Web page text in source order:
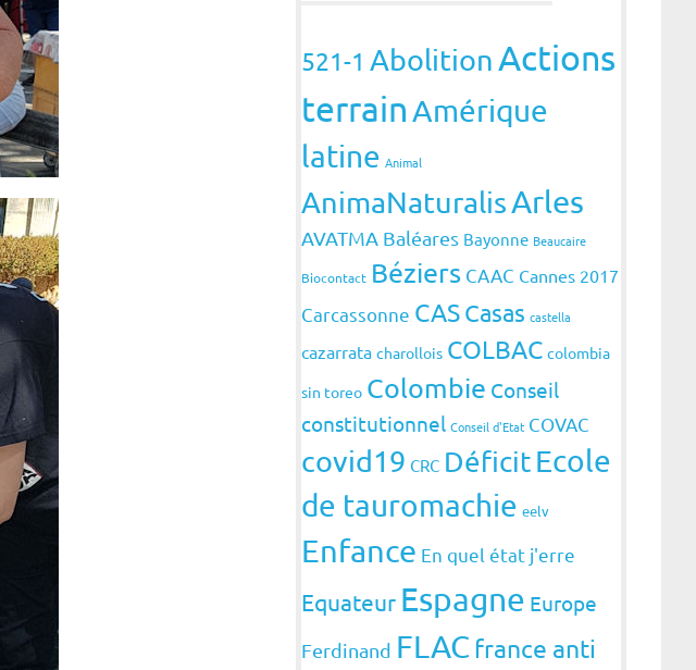
521-1 AbolitionActions
terrainAmérique
latine Animal
AnimaNaturalisArles
AVATMA Baléares Bayonne Beaucaire
Biocontact Béziers CAAC Cannes 2017
Carcassonne CASCasas castella
cazarrata charollois COLBAC colombia
sin toreo Colombie Conseil
constitutionnel Conseil d'Etat COVAC
covid19 CRC DéficitEcole
de tauromachie eelv
Enfance En quel état j'erre
Equateur Espagne Europe
Ferdinand FLAC france anti